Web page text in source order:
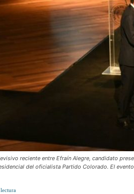
reciente entre Efraín Alegre, candidato
del oficialista Partido Colorado. El